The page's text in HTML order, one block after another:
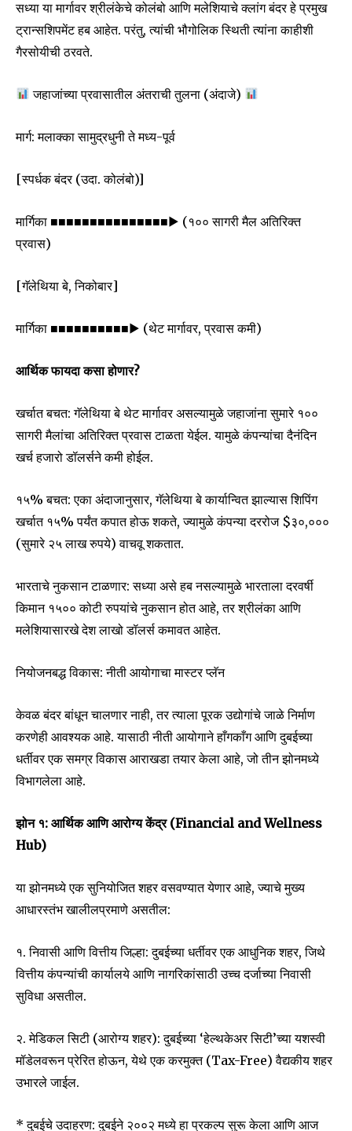
Join our community of
SUBSCRIBERS and be part of the
To subscribe, simply enter your email address on our website
or click the subscribe button below. Don't worry, we respect
safe with us.
SUBSCRIBE
6,300
सध्या या मार्गावर श्रीलंकेचे कोलंबो आणि मलेशियाचे क्लांग बंदर हे प्रमुख
ट्रान्सशिपमेंट हब आहेत. परंतु, त्यांची भौगोलिक स्थिती त्यांना काहीशी
गैरसोयीची ठरवते.
जहाजांच्या प्रवासातील अंतराची तुलना (अंदाजे)
मार्ग: मलाक्का सामुद्रधुनी ते मध्य-पूर्व
[स्पर्धक बंदर (उदा. कोलंबो)]
मार्गिका ■■■■■■■■■■■■■■■▶ (१०० सागरी मैल अतिरिक्त
प्रवास)
[गॅलेथिया बे, निकोबार]
मार्गिका ■■■■■■■■■■▶ (थेट मार्गावर, प्रवास कमी)
आर्थिक फायदा कसा होणार?
खर्चात बचत: गॅलेथिया बे थेट मार्गावर असल्यामुळे जहाजांना सुमारे १००
सागरी मैलांचा अतिरिक्त प्रवास टाळता येईल. यामुळे कंपन्यांचा दैनंदिन
खर्च हजारो डॉलर्सने कमी होईल.
१५% बचत: एका अंदाजानुसार, गॅलेथिया बे कार्यान्वित झाल्यास शिपिंग
खर्चात १५% पर्यंत कपात होऊ शकते, ज्यामुळे कंपन्या दररोज $३०,०००
(सुमारे २५ लाख रुपये) वाचवू शकतात.
भारताचे नुकसान टाळणार: सध्या असे हब नसल्यामुळे भारताला दरवर्षी
किमान १५०० कोटी रुपयांचे नुकसान होत आहे, तर श्रीलंका आणि
मलेशियासारखे देश लाखो डॉलर्स कमावत आहेत.
नियोजनबद्ध विकास: नीती आयोगाचा मास्टर प्लॅन
केवळ बंदर बांधून चालणार नाही, तर त्याला पूरक उद्योगांचे जाळे निर्माण
करणेही आवश्यक आहे. यासाठी नीती आयोगाने हाँगकाँग आणि दुबईच्या
धर्तीवर एक समग्र विकास आराखडा तयार केला आहे, जो तीन झोनमध्ये
विभागलेला आहे.
झोन १: आर्थिक आणि आरोग्य केंद्र (Financial and Wellness
Hub)
या झोनमध्ये एक सुनियोजित शहर वसवण्यात येणार आहे, ज्याचे मुख्य
आधारस्तंभ खालीलप्रमाणे असतील:
१. निवासी आणि वित्तीय जिल्हा: दुबईच्या धर्तीवर एक आधुनिक शहर, जिथे
वित्तीय कंपन्यांची कार्यालये आणि नागरिकांसाठी उच्च दर्जाच्या निवासी
सुविधा असतील.
२. मेडिकल सिटी (आरोग्य शहर): दुबईच्या ‘हेल्थकेअर सिटी’च्या यशस्वी
मॉडेलवरून प्रेरित होऊन, येथे एक करमुक्त (Tax-Free) वैद्यकीय शहर
उभारले जाईल.
* दुबईचे उदाहरण: दुबईने २००२ मध्ये हा प्रकल्प सुरू केला आणि आज